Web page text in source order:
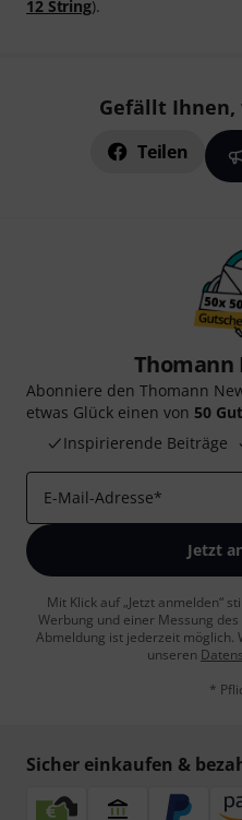
12 String).
Gefällt Ihnen,
Teilen
Abonniere den Thomann
etwas Glück einen von 50
Inspirierende Beiträge
E-Mail-Adresse*
Jetzt
Mit Klick auf „Jetzt anmelden“
Werbung und einer Messung
Abmeldung ist jederzeit möglich.
unseren
*
Sicher einkaufen &